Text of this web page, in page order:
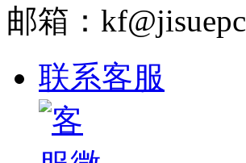
邮箱：
联系客服